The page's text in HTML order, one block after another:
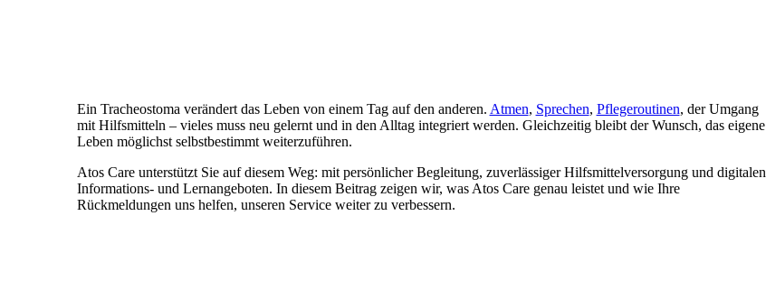
Ein Tracheostoma verändert das Leben von einem Tag auf den anderen. Atmen, Sprechen, Pflegeroutinen, der Umgang
mit Hilfsmitteln – vieles muss neu gelernt und in den Alltag integriert werden. Gleichzeitig bleibt der Wunsch, das eigene
Leben möglichst selbstbestimmt weiterzuführen.
Atos Care unterstützt Sie auf diesem Weg: mit persönlicher Begleitung, zuverlässiger Hilfsmittelversorgung und digitalen
Informations- und Lernangeboten. In diesem Beitrag zeigen wir, was Atos Care genau leistet und wie Ihre
Rückmeldungen uns helfen, unseren Service weiter zu verbessern.